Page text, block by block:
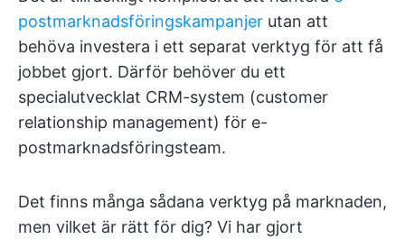
postmarknadsföringskampanjer utan att
behöva investera i ett separat verktyg för att få
jobbet gjort. Därför behöver du ett
specialutvecklat CRM-system (customer
relationship management) för e-
postmarknadsföringsteam.
Det finns många sådana verktyg på marknaden,
men vilket är rätt för dig? Vi har gjort